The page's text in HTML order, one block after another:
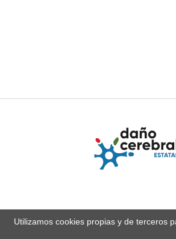
Utilizamos cookies propias y de terceros